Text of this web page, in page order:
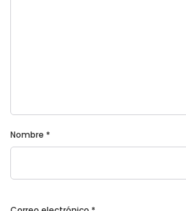
Nombre *